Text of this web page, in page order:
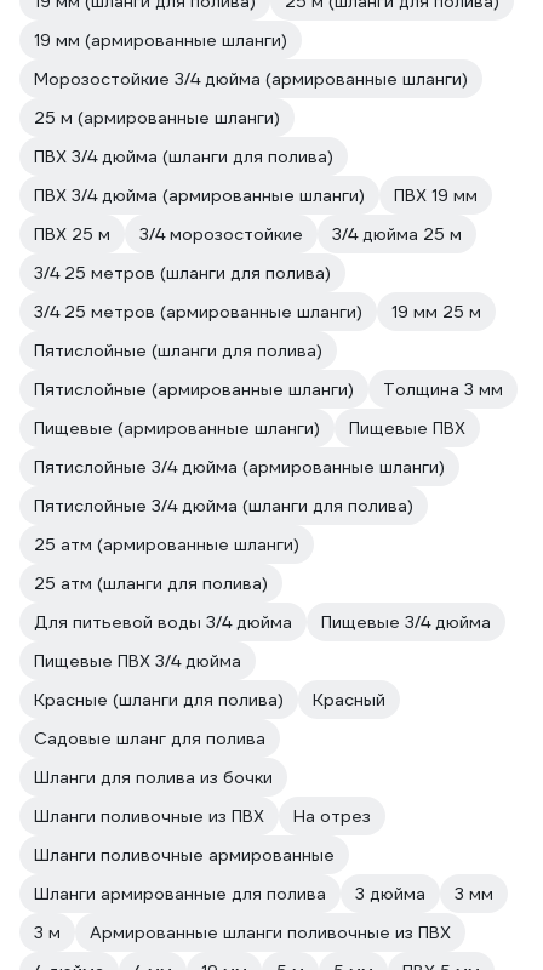
19 мм (армированные шланги)
Морозостойкие 3/4 дюйма (армированные шланги)
25 м (армированные шланги)
ПВХ 3/4 дюйма (шланги для полива)
ПВХ 3/4 дюйма (армированные шланги)
ПВХ 19 мм
ПВХ 25 м
3/4 морозостойкие
3/4 дюйма 25 м
3/4 25 метров (шланги для полива)
3/4 25 метров (армированные шланги)
19 мм 25 м
Пятислойные (шланги для полива)
Пятислойные (армированные шланги)
Толщина 3 мм
Пищевые (армированные шланги)
Пищевые ПВХ
Пятислойные 3/4 дюйма (армированные шланги)
Пятислойные 3/4 дюйма (шланги для полива)
25 атм (армированные шланги)
25 атм (шланги для полива)
Для питьевой воды 3/4 дюйма
Пищевые 3/4 дюйма
Пищевые ПВХ 3/4 дюйма
Красные (шланги для полива)
Красный
Садовые шланг для полива
Шланги для полива из бочки
Шланги поливочные из ПВХ
На отрез
Шланги поливочные армированные
Шланги армированные для полива
3 дюйма
3 мм
3 м
Армированные шланги поливочные из ПВХ